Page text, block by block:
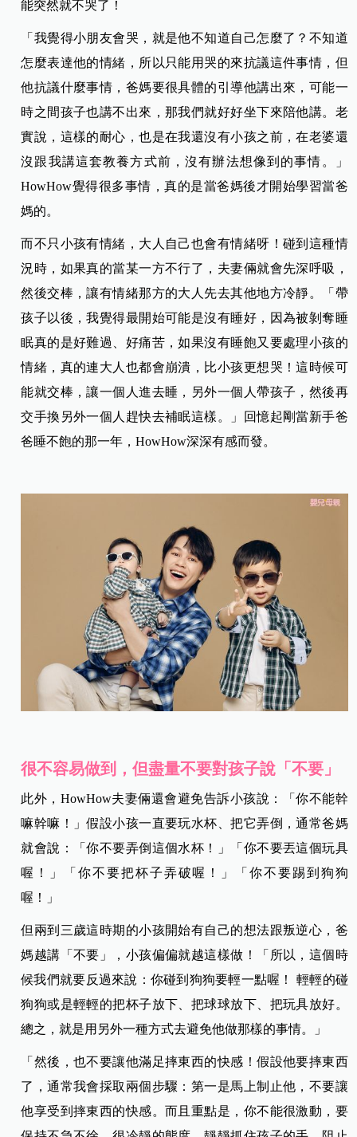
能突然就不哭了！
「我覺得小朋友會哭，就是他不知道自己怎麼了？不知道
怎麼表達他的情緒，所以只能用哭的來抗議這件事情，但
他抗議什麼事情，爸媽要很具體的引導他講出來，可能一
時之間孩子也講不出來，那我們就好好坐下來陪他講。老
實說，這樣的耐心，也是在我還沒有小孩之前，在老婆還
沒跟我講這套教養方式前，沒有辦法想像到的事情。」
HowHow覺得很多事情，真的是當爸媽後才開始學習當爸
媽的。
而不只小孩有情緒，大人自己也會有情緒呀！碰到這種情
況時，如果真的當某一方不行了，夫妻倆就會先深呼吸，
然後交棒，讓有情緒那方的大人先去其他地方冷靜。「帶
孩子以後，我覺得最開始可能是沒有睡好，因為被剝奪睡
眠真的是好難過、好痛苦，如果沒有睡飽又要處理小孩的
情緒，真的連大人也都會崩潰，比小孩更想哭！這時候可
能就交棒，讓一個人進去睡，另外一個人帶孩子，然後再
交手換另外一個人趕快去補眠這樣。」回憶起剛當新手爸
爸睡不飽的那一年，HowHow深深有感而發。
很不容易做到，但盡量不要對孩子說「不要」
此外，HowHow夫妻倆還會避免告訴小孩說：「你不能幹
嘛幹嘛！」假設小孩一直要玩水杯、把它弄倒，通常爸媽
就會說：「你不要弄倒這個水杯！」「你不要丟這個玩具
喔！」「你不要把杯子弄破喔！」「你不要踢到狗狗
喔！」
但兩到三歲這時期的小孩開始有自己的想法跟叛逆心，爸
媽越講「不要」，小孩偏偏就越這樣做！「所以，這個時
候我們就要反過來說：你碰到狗狗要輕一點喔！ 輕輕的碰
狗狗或是輕輕的把杯子放下、把球球放下、把玩具放好。
總之，就是用另外一種方式去避免他做那樣的事情。」
「然後，也不要讓他滿足摔東西的快感！假設他要摔東西
了，通常我會採取兩個步驟：第一是馬上制止他，不要讓
他享受到摔東西的快感。而且重點是，你不能很激動，要